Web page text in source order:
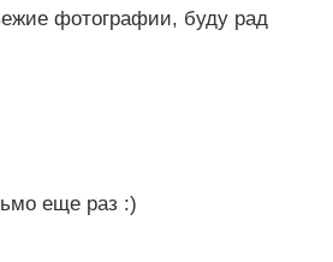
фотографии, буду рад
еще раз :)